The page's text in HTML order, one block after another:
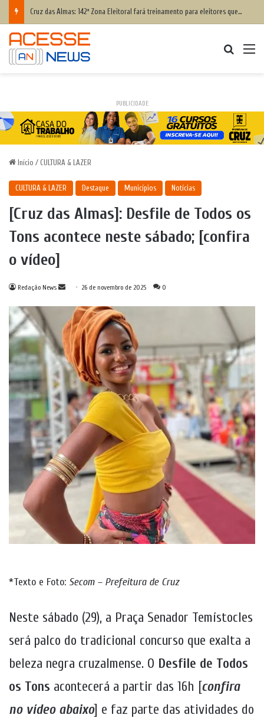
Cruz das Almas: 142ª Zona Eleitoral fará treinamento para eleitores que têm dificuldade para votar; saiba como participar
PUBLICIDADE
Início / CULTURA & LAZER
CULTURA & LAZER Destaque Municípios Notícias
[Cruz das Almas]: Desfile de Todos os
Tons acontece neste sábado; [confira
o vídeo]
Redação News
Mande
mail
26 de novembro de 2025 0
*Texto e Foto: Secom – Prefeitura de Cruz
Neste sábado (29), a Praça Senador Temístocles
será palco do tradicional concurso que exalta a
beleza negra cruzalmense. O Desfile de Todos
os Tons acontecerá a partir das 16h [confira
no vídeo abaixo] e faz parte das atividades do